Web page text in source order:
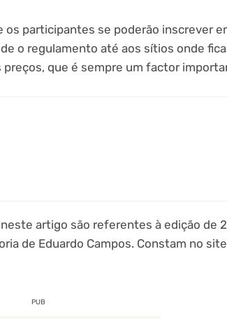
os participantes se poderão inscrever
o regulamento até aos sítios onde
preços, que é sempre um factor
artigo são referentes à edição de
de Eduardo Campos. Constam no
PUB